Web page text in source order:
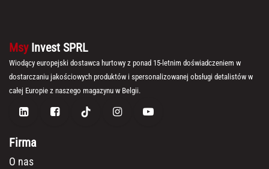
Msy Invest SPRL
Wiodący europejski dostawca hurtowy z ponad 15-letnim doświadczeniem w
dostarczaniu jakościowych produktów i spersonalizowanej obsługi detalistów w
całej Europie z naszego magazynu w Belgii.
Firma
O nas